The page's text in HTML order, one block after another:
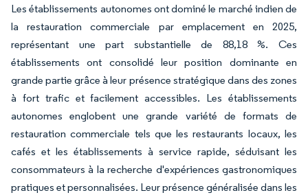
Les établissements autonomes ont dominé le marché indien de
la restauration commerciale par emplacement en 2025,
représentant une part substantielle de 88,18 %. Ces
établissements ont consolidé leur position dominante en
grande partie grâce à leur présence stratégique dans des zones
à fort trafic et facilement accessibles. Les établissements
autonomes englobent une grande variété de formats de
restauration commerciale tels que les restaurants locaux, les
cafés et les établissements à service rapide, séduisant les
consommateurs à la recherche d'expériences gastronomiques
pratiques et personnalisées. Leur présence généralisée dans les